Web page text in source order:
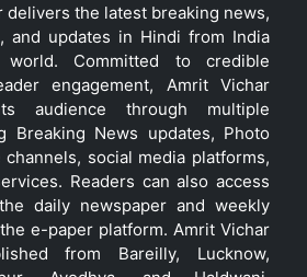
delivers the latest breaking news,
and updates in Hindi from India
Committed to credible
engagement, Amrit Vichar
audience through multiple
Breaking News updates, Photo
channels, social media platforms,
Readers can also access
daily newspaper and weekly
e-paper platform. Amrit Vichar
from Bareilly, Lucknow,